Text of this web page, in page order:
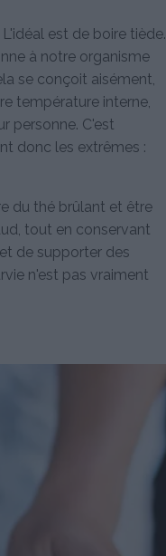
est de boire tiède.
à notre organisme
se conçoit aisément,
température interne,
personne. C'est
donc les extrêmes :
du thé brûlant et être
tout en conservant
de supporter des
n'est pas vraiment